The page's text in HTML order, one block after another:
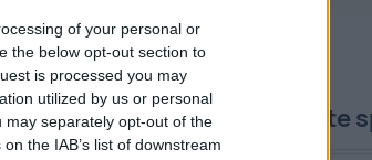
of your personal or
the below opt-out section to
is processed you may
utilized by us or personal
may separately opt-out of the
the IAB’s list of downstream
Proiecte